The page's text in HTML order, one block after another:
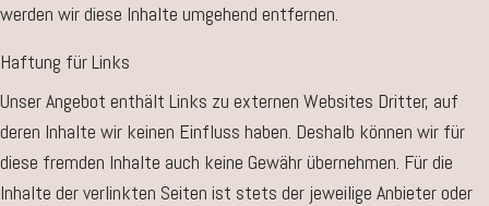
werden wir diese Inhalte umgehend entfernen.
Haftung für Links
Unser Angebot enthält Links zu externen Websites Dritter, auf
deren Inhalte wir keinen Einfluss haben. Deshalb können wir für
diese fremden Inhalte auch keine Gewähr übernehmen. Für die
Inhalte der verlinkten Seiten ist stets der jeweilige Anbieter oder